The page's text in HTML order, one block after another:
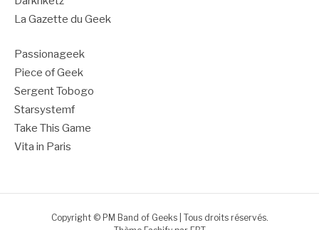
La Gazette du Geek
Passionageek
Piece of Geek
Sergent Tobogo
Starsystemf
Take This Game
Vita in Paris
Copyright © PM Band of Geeks | Tous droits réservés.